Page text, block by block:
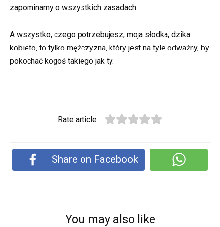
zapominamy o wszystkich zasadach.
A wszystko, czego potrzebujesz, moja słodka, dzika
kobieto, to tylko mężczyzna, który jest na tyle odważny, by
pokochać kogoś takiego jak ty.
Rate article
Share on Facebook
You may also like